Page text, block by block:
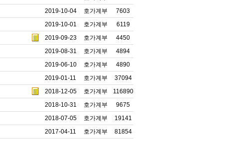
2019-10-04 호가계부
7603
2019-10-01 호가계부
6119
2019-09-23 호가계부
4450
2019-08-31 호가계부
4894
2019-06-10 호가계부
4890
2019-01-11 호가계부
37094
2018-12-05 호가계부
116890
2018-10-31 호가계부
9675
2018-07-05 호가계부
19141
2017-04-11 호가계부
81854